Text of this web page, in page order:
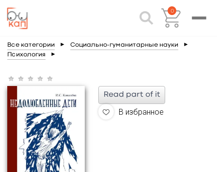
0
Все категории ► Социально-гуманитарные науки ►
Психология ►
Read part of it
В избранное